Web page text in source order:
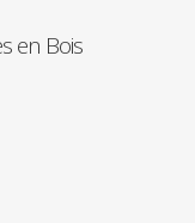
en Bois